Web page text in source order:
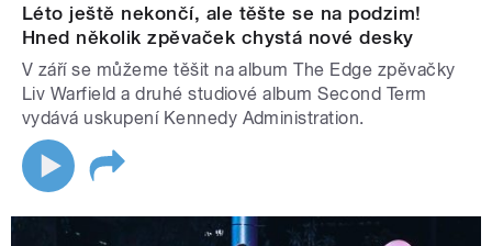
Léto ještě nekončí, ale těšte se na podzim!
Hned několik zpěvaček chystá nové desky
V září se můžeme těšit na album The Edge zpěvačky
Liv Warfield a druhé studiové album Second Term
vydává uskupení Kennedy Administration.